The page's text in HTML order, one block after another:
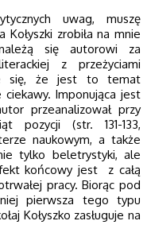
uwag, muszę
zrobiła na mnie
się autorowi za
z przeżyciami
się, że jest to temat
ciekawy. Imponująca jest
przeanalizował przy
pozycji (str. 131-133,
naukowym, a także
tylko beletrystyki, ale
końcowy jest z całą
pracy. Biorąc pod
pierwsza tego typu
Kołyszko zasługuje na